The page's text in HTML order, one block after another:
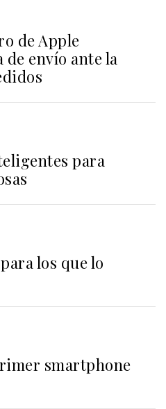
de Apple
envío ante la
para
los que lo
smartphone